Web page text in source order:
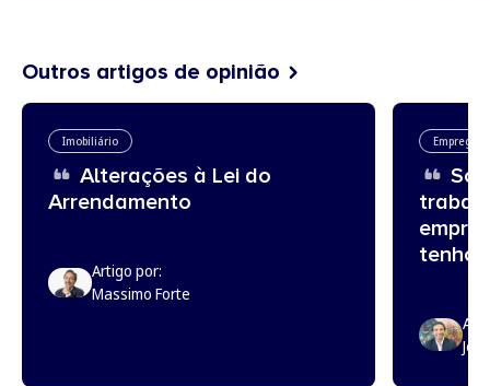
Outros artigos de opinião
Imobiliário
Alterações à Lei do
Arrendamento
Artigo por:
Massimo Forte
Emprego
tenho?